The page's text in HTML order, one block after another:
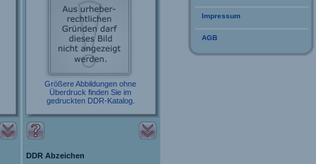
Größere Abbildungen ohne
Überdruck finden Sie im
gedruckten DDR-Katalog.
DDR Abzeichen
Impressum
AGB